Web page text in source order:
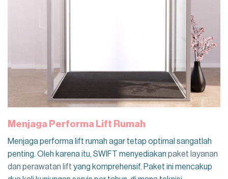
Menjaga Performa Lift Rumah
Menjaga performa lift rumah agar tetap optimal sangatlah
penting. Oleh karena itu, SWIFT menyediakan paket layanan
dan perawatan lift yang komprehensif. Paket ini mencakup